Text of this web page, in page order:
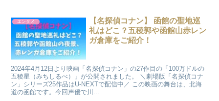
エンタメ
【名探偵コナン】 函館の聖地巡
礼はどこ？五稜郭や函館山赤レン
ガ倉庫をご紹介！
2024年4月12日より映画「名探偵コナン」の27作目の「100万ドルの
五稜星（みちしるべ）」が公開されました。 ＼劇場版「名探偵コナ
ン」シリーズ25作品はU-NEXTで配信中／ この映画の舞台は、北海
道の函館です。今回声優で川...